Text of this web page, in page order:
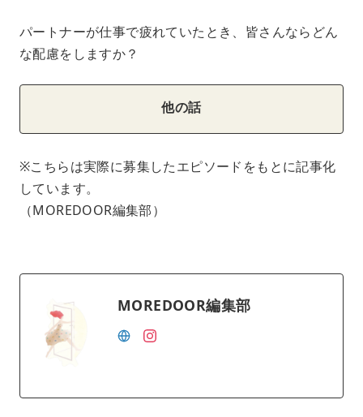
パートナーが仕事で疲れていたとき、皆さんならどん
な配慮をしますか？
他の話
※こちらは実際に募集したエピソードをもとに記事化
しています。
（MOREDOOR編集部）
MOREDOOR編集部